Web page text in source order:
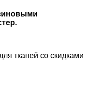
тканей со скидками